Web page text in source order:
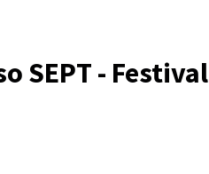
SEPT - Festival